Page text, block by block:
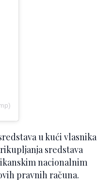
u kući vlasnika
sredstava
nacionalnim
pravnih računa.